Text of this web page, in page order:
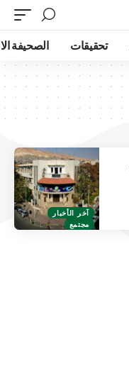
تحقيقات الصحيفة
آخر الأخبار
مجتمع